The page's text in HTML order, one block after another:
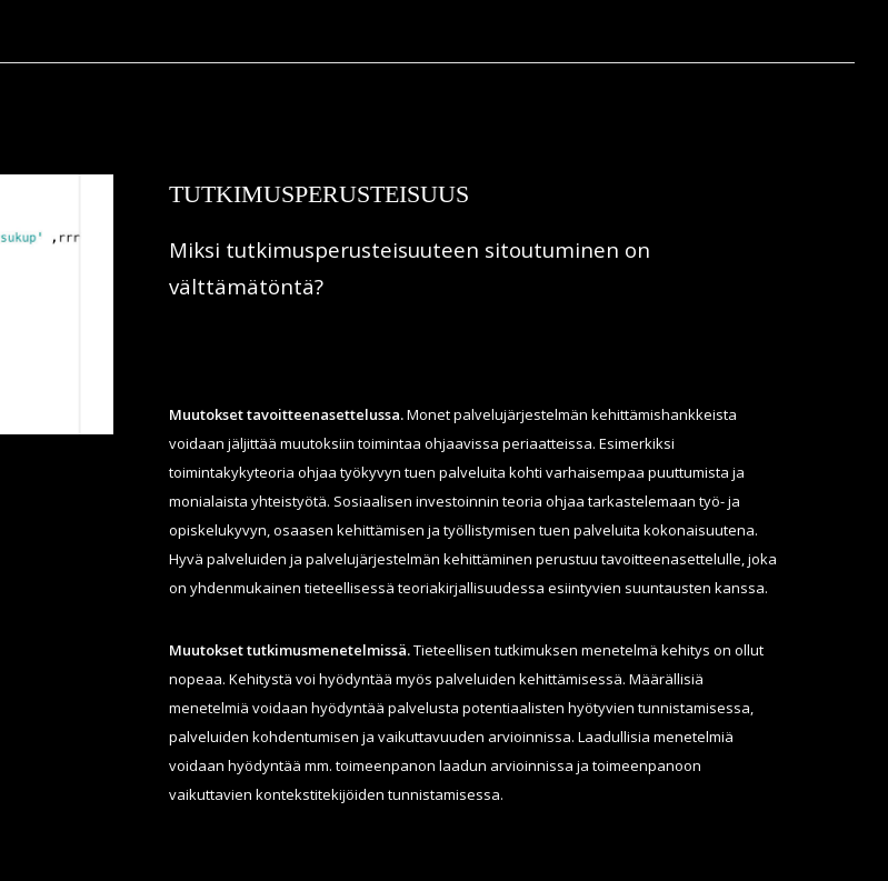
TUTKIMUSPERUSTEISUUS
Miksi tutkimusperusteisuuteen sitoutuminen on
välttämätöntä?
Muutokset tavoitteenasettelussa.Monet palvelujärjestelmän kehittämishankkeista
voidaan jäljittää muutoksiin toimintaa ohjaavissa periaatteissa. Esimerkiksi
toimintakykyteoria ohjaa työkyvyn tuen palveluita kohti varhaisempaa puuttumista ja
monialaista yhteistyötä. Sosiaalisen investoinnin teoria ohjaa tarkastelemaan työ- ja
opiskelukyvyn, osaasen kehittämisen ja työllistymisen tuen palveluita kokonaisuutena.
Hyvä palveluiden ja palvelujärjestelmän kehittäminen perustuu tavoitteenasettelulle, joka
on yhdenmukainen tieteellisessä teoriakirjallisuudessa esiintyvien suuntausten kanssa.
Muutokset tutkimusmenetelmissä.Tieteellisen tutkimuksen menetelmä kehitys on ollut
nopeaa. Kehitystä voi hyödyntää myös palveluiden kehittämisessä. Määrällisiä
menetelmiä voidaan hyödyntää palvelusta potentiaalisten hyötyvien tunnistamisessa,
palveluiden kohdentumisen ja vaikuttavuuden arvioinnissa. Laadullisia menetelmiä
voidaan hyödyntää mm. toimeenpanon laadun arvioinnissa ja toimeenpanoon
vaikuttavien kontekstitekijöiden tunnistamisessa.